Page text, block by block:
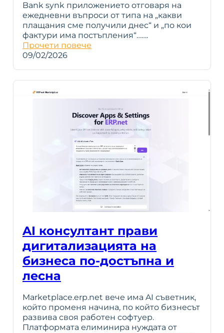
Bank synk приложението отговаря на
ежедневни въпроси от типа на „какви
плащания сме получили днес“ и „по кои
фактури има постъпления“…….
Прочети повече
09/02/2026
AI консултант прави
дигитализацията на
бизнеса по-достъпна и
лесна
Marketplace.erp.net вече има AI съветник,
който променя начина, по който бизнесът
развива своя работен софтуер.
Платформата елиминира нуждата от